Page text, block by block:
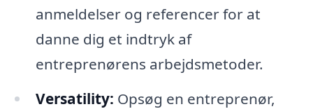
anmeldelser og referencer for at
danne dig et indtryk af
entreprenørens arbejdsmetoder.
Versatility: Opsøg en entreprenør,